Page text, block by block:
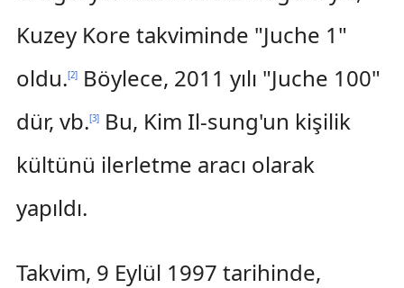
Kuzey Kore takviminde "Juche 1"
oldu.[2]Böylece, 2011 yılı "Juche 100"
dür, vb.[3]Bu, Kim Il-sung'un kişilik
kültünü ilerletme aracı olarak
yapıldı.
Takvim, 9 Eylül 1997 tarihinde,